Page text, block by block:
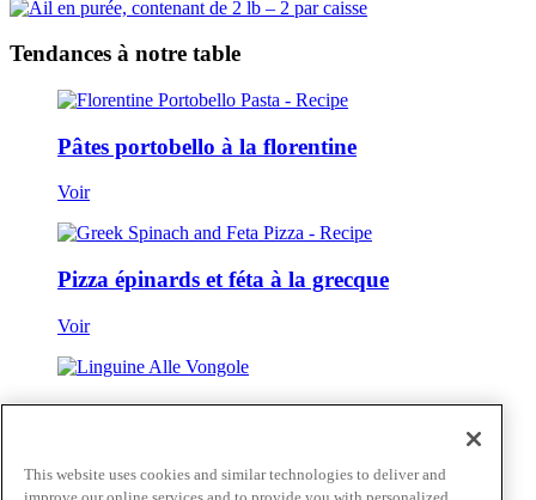
Tendances à notre table
Pâtes portobello à la florentine
Voir
Pizza épinards et féta à la grecque
Voir
Linguine Alle Vongole
This website uses cookies and similar technologies to deliver and